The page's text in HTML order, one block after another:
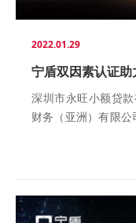
2022.01.29
宁盾双因素认证
号安全
深圳市永旺小额贷
财务（亚洲）有限公
企业致力于为工作